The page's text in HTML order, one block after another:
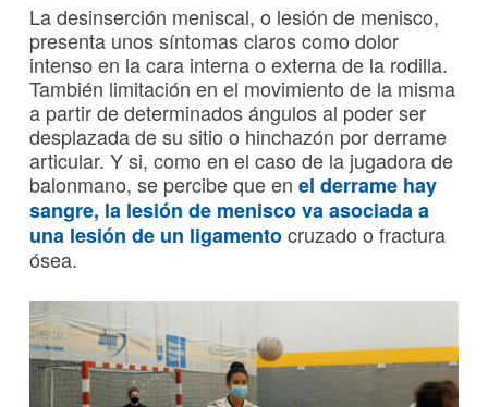
La desinserción meniscal, o lesión de menisco,
presenta unos síntomas claros como dolor
intenso en la cara interna o externa de la rodilla.
También limitación en el movimiento de la misma
a partir de determinados ángulos al poder ser
desplazada de su sitio o hinchazón por derrame
articular. Y si, como en el caso de la jugadora de
balonmano, se percibe que en el derrame hay
sangre, la lesión de menisco va asociada a
una lesión de un ligamentocruzado o fractura
ósea.